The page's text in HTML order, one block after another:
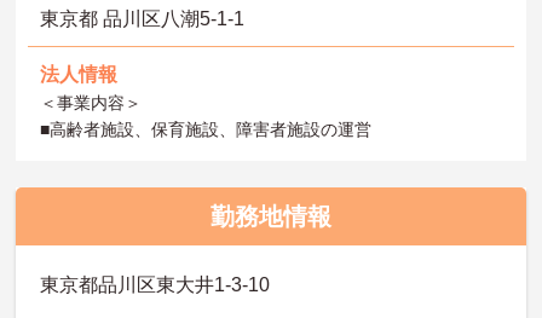
東京都 品川区八潮5-1-1
法人情報
＜事業内容＞
■高齢者施設、保育施設、障害者施設の運営
勤務地情報
東京都品川区東大井1-3-10